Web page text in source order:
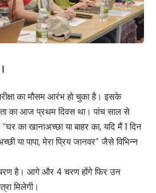
परीक्षा का मौसम आरंभ हो चुका है। इसके
का आज प्रथम दिवस था। पांच साल से
का खानाअच्छा या बाहर का, यदि मैं 1 दिन
या पापा, मेरा प्रिय जानवर” जैसे विभिन्न
चरण है। आगे और 4 चरण होंगे फिर उन
मिलेगी।